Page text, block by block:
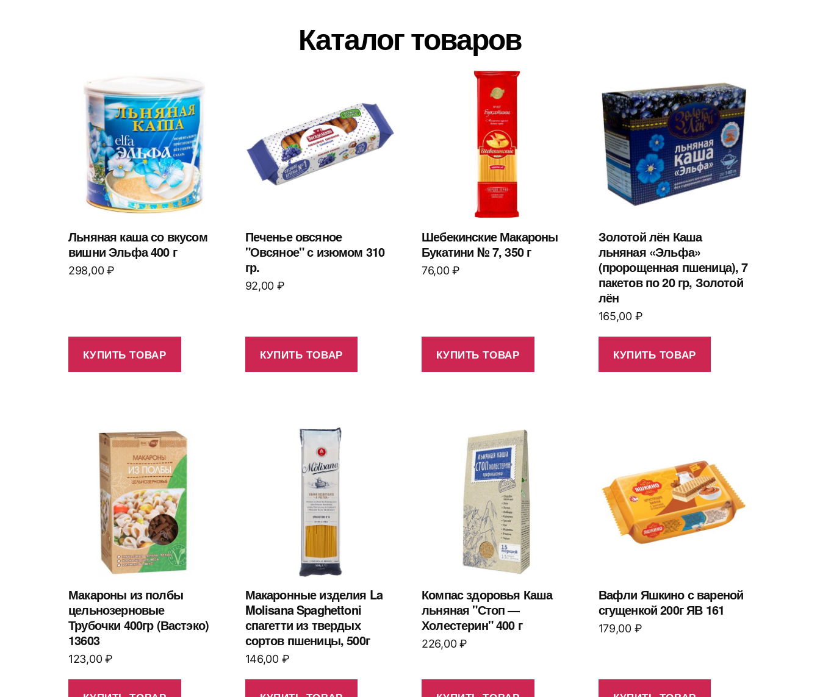
Каталог товаров
Льняная каша со вкусом
вишни Эльфа 400 г
298,00₽
КУПИТЬ ТОВАР
Печенье овсяное
"Овсяное" с изюмом 310
гр.
92,00 ₽
КУПИТЬ ТОВАР
Шебекинские Макароны
Букатини № 7, 350 г
76,00₽
КУПИТЬ ТОВАР
Золотой лён Каша
льняная «Эльфа»
(пророщенная пшеница), 7
пакетов по 20 гр, Золотой
лён
165,00 ₽
КУПИТЬ ТОВАР
Макароны из полбы
цельнозерновые
Трубочки 400гр (Вастэко)
13603
123,00₽
Макаронные изделия La
Molisana Spaghettoni
спагетти из твердых
сортов пшеницы, 500г
146,00 ₽
Компас здоровья Каша
льняная "Стоп —
Холестерин" 400 г
226,00₽
Вафли Яшкино с вареной
сгущенкой 200г ЯВ 161
179,00 ₽